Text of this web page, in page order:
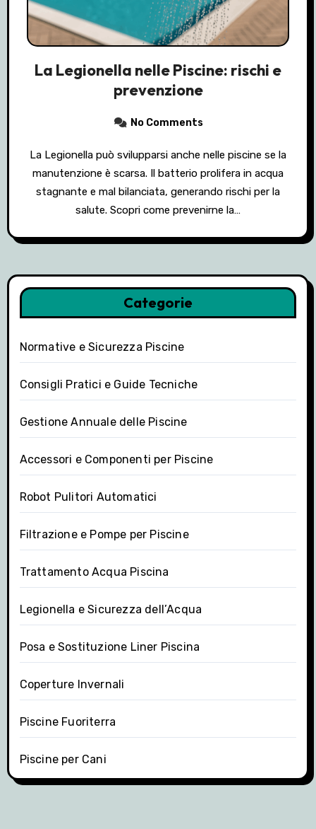
La Legionella nelle Piscine: rischi e
prevenzione
No Comments
La Legionella può svilupparsi anche nelle piscine se la
manutenzione è scarsa. Il batterio prolifera in acqua
stagnante e mal bilanciata, generando rischi per la
salute. Scopri come prevenirne la…
Categorie
Normative e Sicurezza Piscine
Consigli Pratici e Guide Tecniche
Gestione Annuale delle Piscine
Accessori e Componenti per Piscine
Robot Pulitori Automatici
Filtrazione e Pompe per Piscine
Trattamento Acqua Piscina
Legionella e Sicurezza dell’Acqua
Posa e Sostituzione Liner Piscina
Coperture Invernali
Piscine Fuoriterra
Piscine per Cani